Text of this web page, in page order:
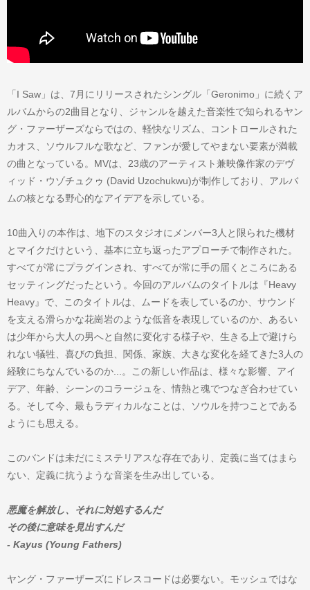
「I Saw」は、7月にリリースされたシングル「Geronimo」に続くア
ルバムからの2曲目となり、ジャンルを越えた音楽性で知られるヤン
グ・ファーザーズならではの、軽快なリズム、コントロールされた
カオス、ソウルフルな歌など、ファンが愛してやまない要素が満載
の曲となっている。MVは、23歳のアーティスト兼映像作家のデヴ
ィッド・ウゾチュクゥ (David Uzochukwu)が制作しており、アルバ
ムの核となる野心的なアイデアを示している。
10曲入りの本作は、地下のスタジオにメンバー3人と限られた機材
とマイクだけという、基本に立ち返ったアプローチで制作された。
すべてが常にプラグインされ、すべてが常に手の届くところにある
セッティングだったという。今回のアルバムのタイトルは『Heavy
Heavy』で、このタイトルは、ムードを表しているのか、サウンド
を支える滑らかな花崗岩のような低音を表現しているのか、あるい
は少年から大人の男へと自然に変化する様子や、生きる上で避けら
れない犠牲、喜びの負担、関係、家族、大きな変化を経てきた3人の
経験にちなんでいるのか...。この新しい作品は、様々な影響、アイ
デア、年齢、シーンのコラージュを、情熱と魂でつなぎ合わせてい
る。そして今、最もラディカルなことは、ソウルを持つことである
ようにも思える。
このバンドは未だにミステリアスな存在であり、定義に当てはまら
ない、定義に抗うような音楽を生み出している。
悪魔を解放し、それに対処するんだ
その後に意味を見出すんだ
- Kayus (Young Fathers)
ヤング・ファーザーズにドレスコードは必要ない。モッシュではな